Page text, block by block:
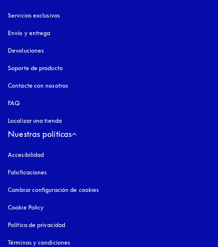
Servicios exclusivos
Envío y entrega
Devoluciones
Soporte de producto
Contacte con nosotros
FAQ
Localizar una tienda
Nuestras políticas
Accesibilidad
Falsificaciones
Cambiar configuración de cookies
Cookie Policy
Política de privacidad
Términos y condiciones